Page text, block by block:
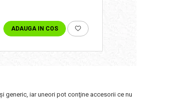
ADAUGA IN COS
generic, iar uneori pot conţine accesorii ce nu